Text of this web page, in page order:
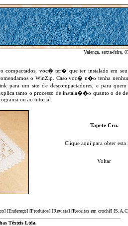
Valença, sexta-feira,
compactados, voc� ter� que ter instalado em
o WinZip. Caso voc� n�o tenha
para um site de descompactadores, e para
tanto o processo de instala��o quanto o de
ou ao tutorial.
Tapete Cru.
Clique aqui para obter esta
Voltar
] [Endereço] [Produtos] [Revista] [Receitas em crochê] [S.A.C
Têxteis Ltda.